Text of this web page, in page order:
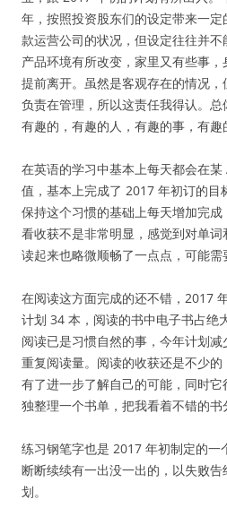
年，按照投资股东们的设定带来一
款运营公司的状况，但设定往往并
产品环境有所改变，家里又有些事
提前离开。虽然是客观存在的情况
负责在管理，所以这责任我得认。
有趣的，有趣的人，有趣的事，有趣
在英语的学习中基本上每天都会在
值，基本上完成了 2017 年初订的目
保持这个习惯的基础上每天增加完
看收获不是非常明显，感觉到对单词
读起来也略微顺畅了一点点，可能需
在阅读这方面完成的还不错，2017
计划 34 本，阅读的书中电子书占绝
阅读已是习惯自然的事，今年计划
重复阅读量。阅读的收获还是不少
有了进一步了解自己的可能，同时
独整理一个书单，把我看着不错的书
练习钢笔字也是 2017 年初制定的一
断断续续有一出没一出的，以失败
划。